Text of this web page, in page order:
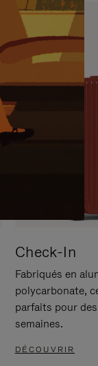
Check-In
Fabriqués en
polycarbonate,
parfaits pour
semaines.
DÉCOUVRIR